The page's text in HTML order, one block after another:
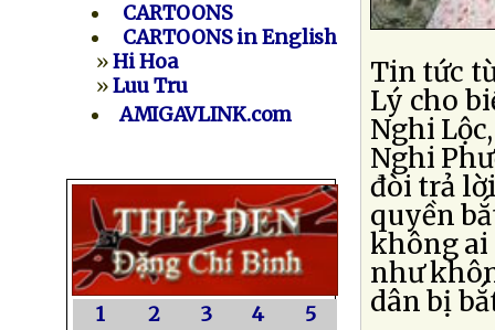
CARTOONS
CARTOONS in English
»Hi Hoa
»Luu Tru
AMIGAVLINK.com
1 2 3 4
5
Tin tức
Lý cho
Nghi
Nghi
đòi trả
quyền
không ai
như
dân bị